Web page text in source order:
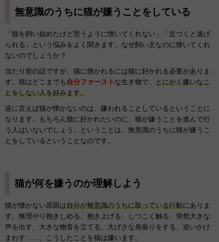
無意識のうちに猫が嫌うことをしている
「猫を飼い始めたけど思うように懐いてくれない」「近づくと逃げ
られる」という悩みをよく聞きます。なぜ飼い主なのに懐いてくれ
ないのでしょうか？
当たり前の話ですが、猫に懐かれるには猫に好かれる必要がありま
す。猫はどこまでも 自分ファースト な生き物で、 とにかく嫌いなこ
とをしない人を好みます。
逆に言えば猫が懐かないのは、嫌われることしているということに
なります。もちろん猫に好かれたいのに、猫が嫌うことを進んで行
う人はいないでしょう。ということは、無意識のうちに猫が嫌うこ
とをしているということなのです。
猫が何を嫌うのか理解しよう
猫が懐かない原因は自分が無意識のうちに取っている行動にありま
す。無理やり抱きしめる、抱き上げる、しつこく触る、突然大きな
声を出す、大きな物音を立てる、大げさな身振りをする、追いかけ
まわす……、こうしたことを猫は嫌います。